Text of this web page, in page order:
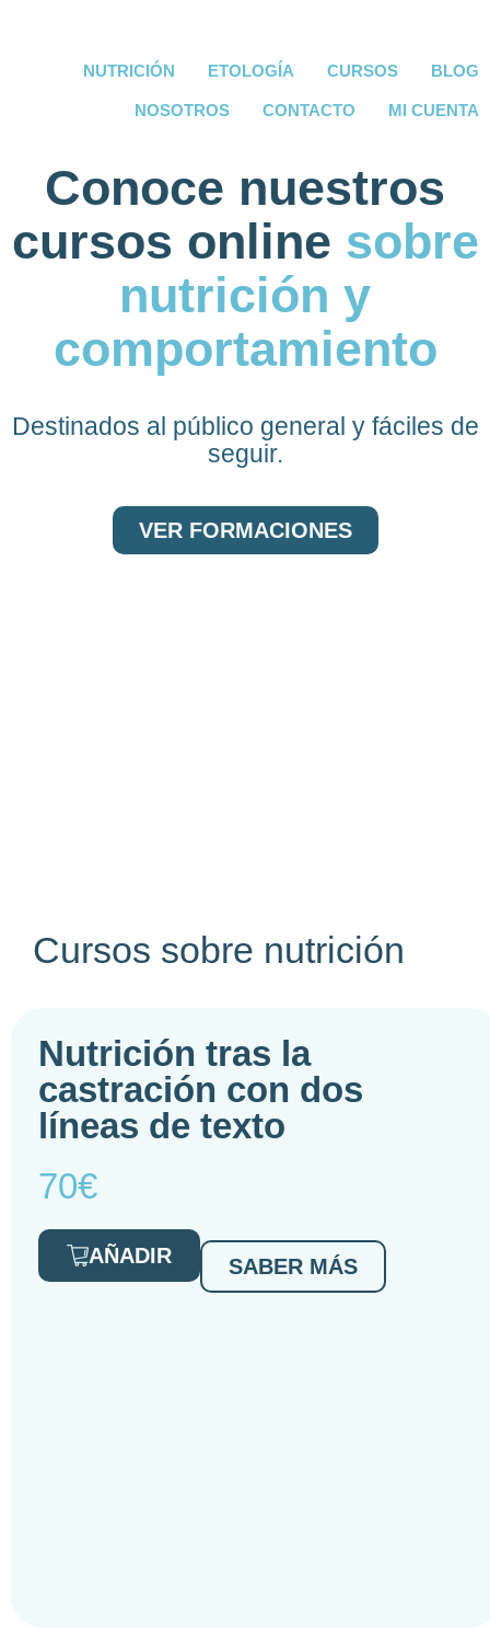
NUTRICIÓN ETOLOGÍA CURSOS BLOG
NOSOTROS CONTACTO MI CUENTA
Conoce nuestros
cursos online sobre
nutrición y
comportamiento
Destinados al público general y fáciles de
seguir.
VER FORMACIONES
Cursos sobre nutrición
Nutrición tras la
castración con dos
líneas de texto
70€
AÑADIR SABER MÁS